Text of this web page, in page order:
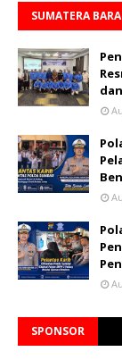
SUMATERA
SPONSOR